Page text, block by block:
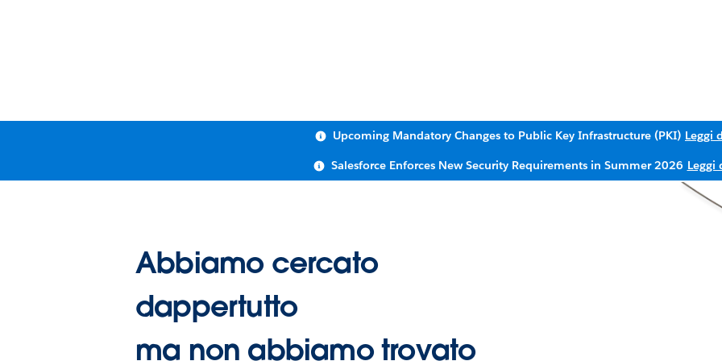
Upcoming Mandatory Changes to Public Key Infrastructure (PKI) Leggi
Salesforce Enforces New Security Requirements in Summer 2026 Leggi
Abbiamo cercato
dappertutto
ma non abbiamo trovato